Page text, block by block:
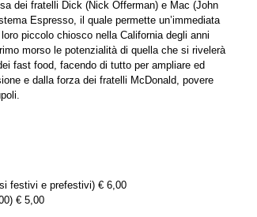
dei fratelli Dick (Nick Offerman) e Mac (John
Espresso, il quale permette un’immediata
piccolo chiosco nella California degli anni
morso le potenzialità di quella che si rivelerà
fast food, facendo di tutto per ampliare ed
e dalla forza dei fratelli McDonald, povere
festivi e prefestivi) € 6,00
€ 5,00